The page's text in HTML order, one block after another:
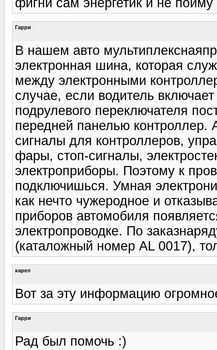
Гарри
В нашем авто
электронная шина, которая
между электронными
случае, если водитель
подрулевого переключателя
передней панелью
сигналы для контроллеров,
фары, стоп-сигналы,
электроприборы. Поэтому к
подключишься. Умная
как нечто чужеродное и
приборов автомобиля
электропроводке. По
(каталожный номер AL 0017),
карел
Вот за эту информацию
Гарри
Рад был помочь :)